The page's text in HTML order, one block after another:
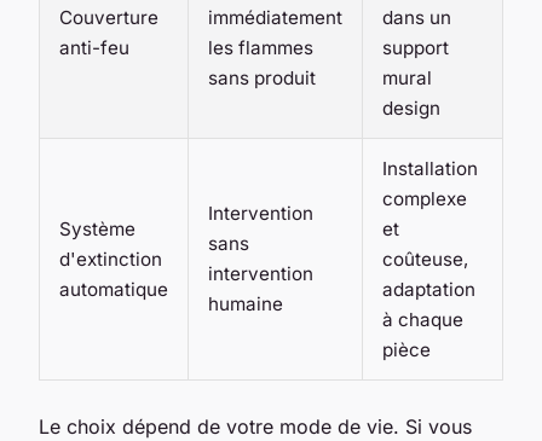
Couverture
anti-feu
immédiatement
les flammes
sans produit
dans un
support
mural
design
Système
d'extinction
automatique
Intervention
sans
intervention
humaine
Installation
complexe
et
coûteuse,
adaptation
à chaque
pièce
Le choix dépend de votre mode de vie. Si vous